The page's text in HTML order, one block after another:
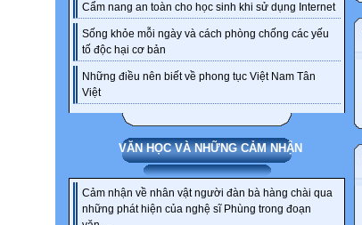
Cẩm nang an toàn cho học sinh khi sử dụng Internet
Sống khỏe mỗi ngày và cách phòng chống các yếu
tố độc hại cơ bản
Những điều nên biết về phong tục Việt Nam Tân
Việt
VĂN HỌC VÀ NHỮNG CẢM NHẬN
Cảm nhận về nhân vật người đàn bà hàng chài qua
những phát hiện của nghệ sĩ Phùng trong đoạn